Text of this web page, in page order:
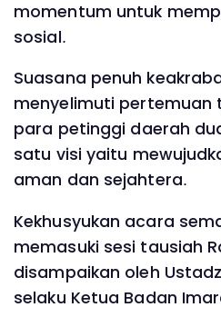
momentum untuk
sosial.
Suasana penuh
menyelimuti pertemuan
para petinggi daerah
satu visi yaitu
aman dan sejahtera.
Kekhusyukan acara
memasuki sesi tausiah
disampaikan oleh
selaku Ketua Badan